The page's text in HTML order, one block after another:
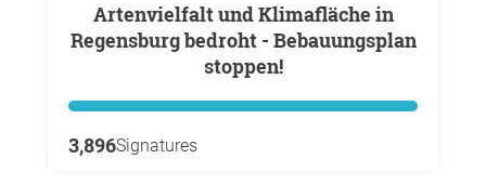
Artenvielfalt und Klimafläche in
Regensburg bedroht - Bebauungsplan
stoppen!
3,896Signatures